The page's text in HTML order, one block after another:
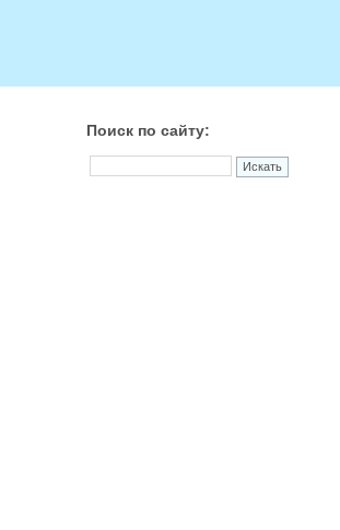
Поиск по сайту: